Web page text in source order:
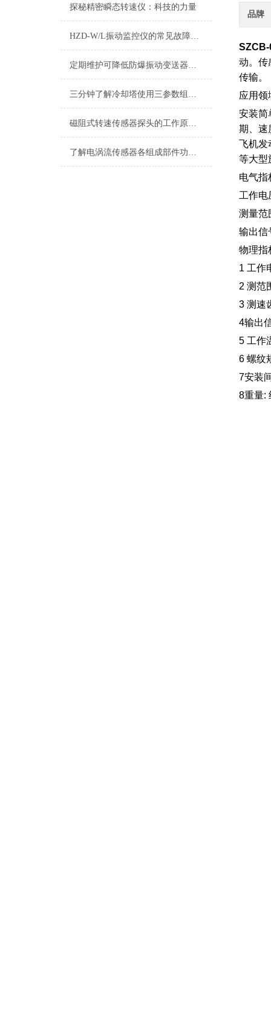
探秘精密瞬态转速仪：科技的力量
HZD-W/L振动监控仪的常见故障相应解决方法
定期维护可降低防爆振动变送器的故障率
三分钟了解冷却塔使用三参数组合探头
磁阻式转速传感器探头的工作原理及参数
了解电涡流传感器各组成部件功能特点才能更好的使用它
品牌
SZCB-
动。传
传输。
应用领
安装简
期、速
飞机发
等大型
电气指
工作电
测量范
输出信
物理指
1 工作
2 测范
3 测速
4输出
5 工作
6 螺纹
7安装
8重量: